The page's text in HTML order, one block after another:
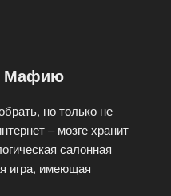
Мафию
но только не
– мозге хранит
салонная
игра, имеющая